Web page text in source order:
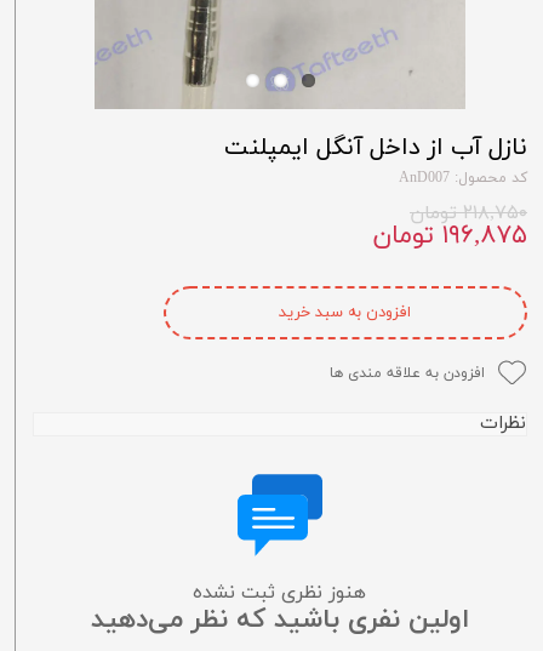
نازل آب از داخل آنگل ایمپلنت
کد محصول: AnD007
۲۱۸,۷۵۰ تومان
۱۹۶,۸۷۵ تومان
افزودن به سبد خرید
افزودن به علاقه مندی ها
نظرات
هنوز نظری ثبت نشده
اولین نفری باشید که نظر می‌دهید